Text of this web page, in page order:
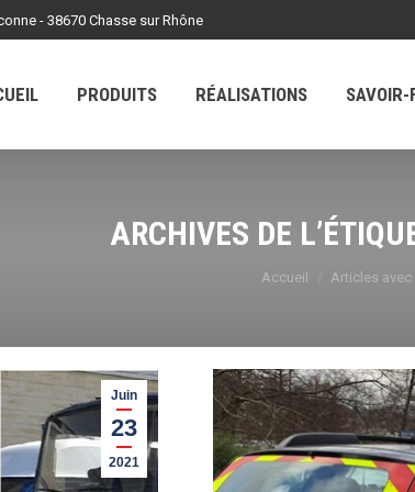
- 38670 Chasse sur Rhône
PRODUITS RÉALISATIONS SAVOIR-
ARCHIVES DE
Vous êtes ici :
Accueil Articles
Juin
23
2021
RÉALISATIONS SAVOIR-FAIRE